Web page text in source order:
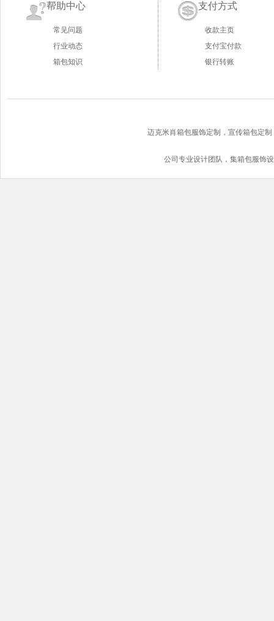
帮助中心
常见问题
行业动态
箱包知识
支付方式
收款主页
支付宝付款
银行转账
迈克米肖箱包服饰定制，宣传箱包定
公司专业设计团队，集箱包服饰